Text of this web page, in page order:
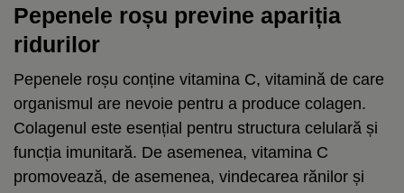
Pepenele roșu previne apariția
ridurilor
Pepenele roșu conține vitamina C, vitamină de care
organismul are nevoie pentru a produce colagen.
Colagenul este esențial pentru structura celulară și
funcția imunitară. De asemenea, vitamina C
promovează, de asemenea, vindecarea rănilor și